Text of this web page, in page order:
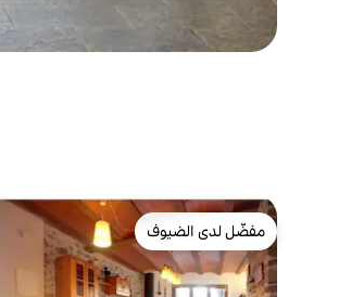
مفضّل لدى الضيوف
مفضّل لدى الضيوف